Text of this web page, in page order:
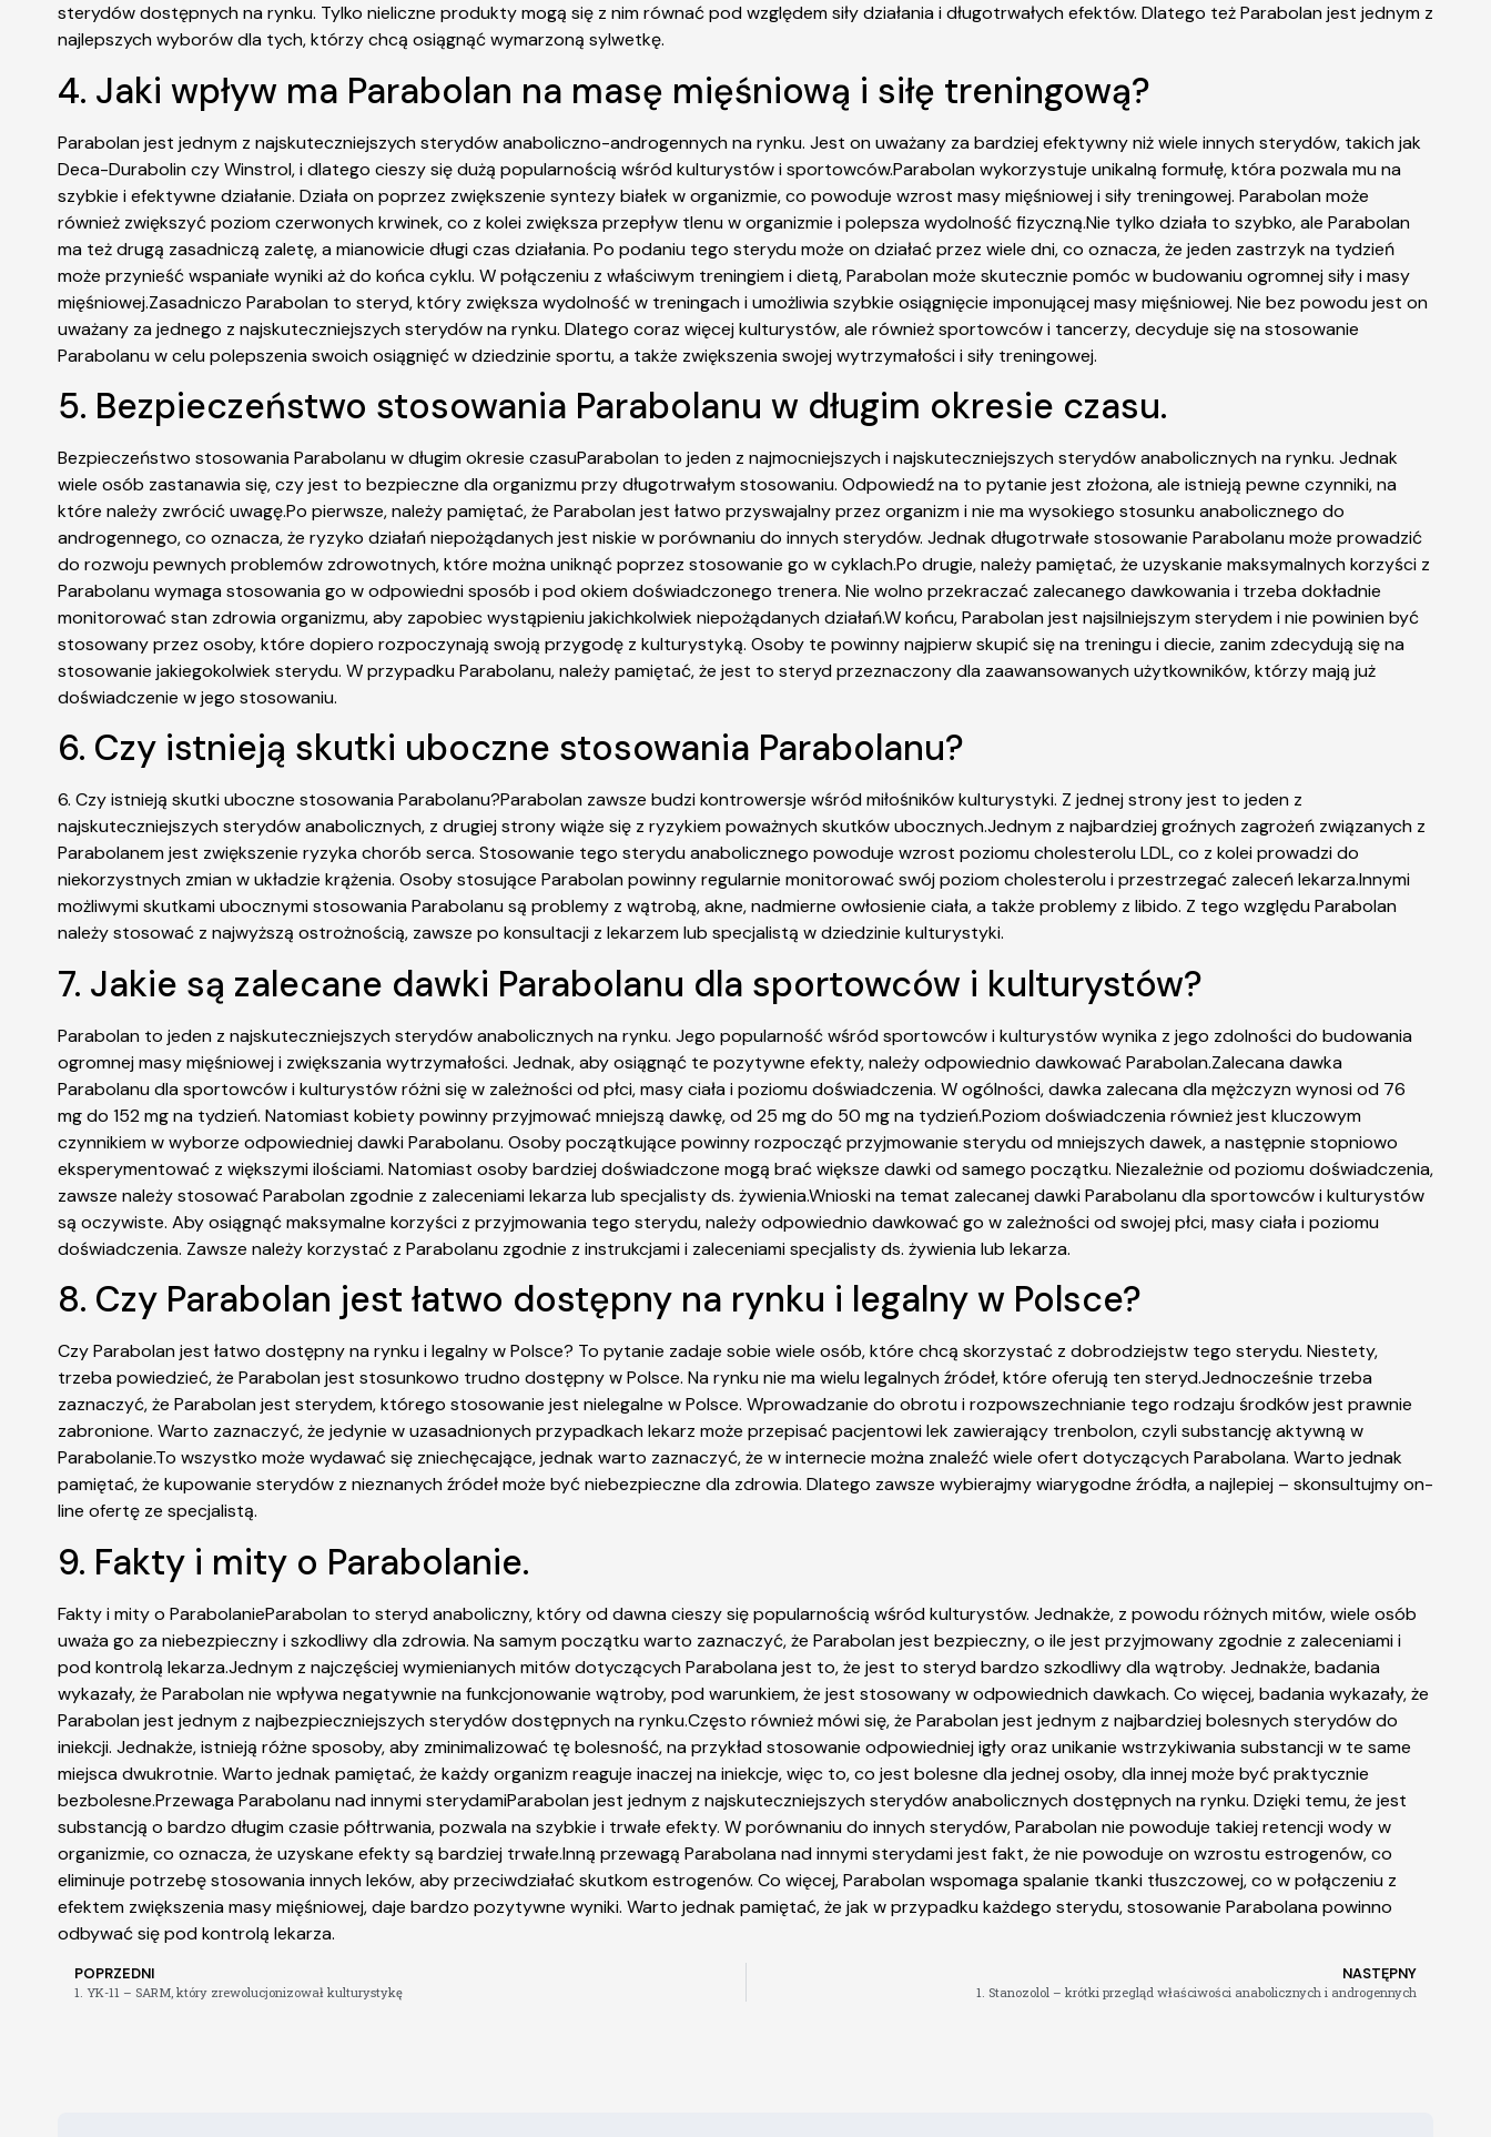
sterydów dostępnych na rynku. Tylko nieliczne produkty mogą się z nim równać pod względem siły działania i długotrwałych efektów. Dlatego też Parabolan jest jednym z
najlepszych wyborów dla tych, którzy chcą osiągnąć wymarzoną sylwetkę.
4. Jaki wpływ ma Parabolan na masę mięśniową i siłę treningową?
Parabolan jest jednym z najskuteczniejszych sterydów anaboliczno-androgennych na rynku. Jest on uważany za bardziej efektywny niż wiele innych sterydów, takich jak
Deca-Durabolin czy Winstrol, i dlatego cieszy się dużą popularnością wśród kulturystów i sportowców.Parabolan wykorzystuje unikalną formułę, która pozwala mu na
szybkie i efektywne działanie. Działa on poprzez zwiększenie syntezy białek w organizmie, co powoduje wzrost masy mięśniowej i siły treningowej. Parabolan może
również zwiększyć poziom czerwonych krwinek, co z kolei zwiększa przepływ tlenu w organizmie i polepsza wydolność fizyczną.Nie tylko działa to szybko, ale Parabolan
ma też drugą zasadniczą zaletę, a mianowicie długi czas działania. Po podaniu tego sterydu może on działać przez wiele dni, co oznacza, że ​​jeden zastrzyk na tydzień
może przynieść wspaniałe wyniki aż do końca cyklu. W połączeniu z właściwym treningiem i dietą, Parabolan może skutecznie pomóc w budowaniu ogromnej siły i masy
mięśniowej.Zasadniczo Parabolan to steryd, który zwiększa wydolność w treningach i umożliwia szybkie osiągnięcie imponującej masy mięśniowej. Nie bez powodu jest on
uważany za jednego z najskuteczniejszych sterydów na rynku. Dlatego coraz więcej kulturystów, ale również sportowców i tancerzy, decyduje się na stosowanie
Parabolanu w celu polepszenia swoich osiągnięć w dziedzinie sportu, a także zwiększenia swojej wytrzymałości i siły treningowej.
5. Bezpieczeństwo stosowania Parabolanu w długim okresie czasu.
Bezpieczeństwo stosowania Parabolanu w długim okresie czasuParabolan to jeden z najmocniejszych i najskuteczniejszych sterydów anabolicznych na rynku. Jednak
wiele osób zastanawia się, czy jest to bezpieczne dla organizmu przy długotrwałym stosowaniu. Odpowiedź na to pytanie jest złożona, ale istnieją pewne czynniki, na
które należy zwrócić uwagę.Po pierwsze, należy pamiętać, że Parabolan jest łatwo przyswajalny przez organizm i nie ma wysokiego stosunku anabolicznego do
androgennego, co oznacza, że ryzyko działań niepożądanych jest niskie w porównaniu do innych sterydów. Jednak długotrwałe stosowanie Parabolanu może prowadzić
do rozwoju pewnych problemów zdrowotnych, które można uniknąć poprzez stosowanie go w cyklach.Po drugie, należy pamiętać, że uzyskanie maksymalnych korzyści z
Parabolanu wymaga stosowania go w odpowiedni sposób i pod okiem doświadczonego trenera. Nie wolno przekraczać zalecanego dawkowania i trzeba dokładnie
monitorować stan zdrowia organizmu, aby zapobiec wystąpieniu jakichkolwiek niepożądanych działań.W końcu, Parabolan jest najsilniejszym sterydem i nie powinien być
stosowany przez osoby, które dopiero rozpoczynają swoją przygodę z kulturystyką. Osoby te powinny najpierw skupić się na treningu i diecie, zanim zdecydują się na
stosowanie jakiegokolwiek sterydu. W przypadku Parabolanu, należy pamiętać, że jest to steryd przeznaczony dla zaawansowanych użytkowników, którzy mają już
doświadczenie w jego stosowaniu.
6. Czy istnieją skutki uboczne stosowania Parabolanu?
6. Czy istnieją skutki uboczne stosowania Parabolanu?Parabolan zawsze budzi kontrowersje wśród miłośników kulturystyki. Z jednej strony jest to jeden z
najskuteczniejszych sterydów anabolicznych, z drugiej strony wiąże się z ryzykiem poważnych skutków ubocznych.Jednym z najbardziej groźnych zagrożeń związanych z
Parabolanem jest zwiększenie ryzyka chorób serca. Stosowanie tego sterydu anabolicznego powoduje wzrost poziomu cholesterolu LDL, co z kolei prowadzi do
niekorzystnych zmian w układzie krążenia. Osoby stosujące Parabolan powinny regularnie monitorować swój poziom cholesterolu i przestrzegać zaleceń lekarza.Innymi
możliwymi skutkami ubocznymi stosowania Parabolanu są problemy z wątrobą, akne, nadmierne owłosienie ciała, a także problemy z libido. Z tego względu Parabolan
należy stosować z najwyższą ostrożnością, zawsze po konsultacji z lekarzem lub specjalistą w dziedzinie kulturystyki.
7. Jakie są zalecane dawki Parabolanu dla sportowców i kulturystów?
Parabolan to jeden z najskuteczniejszych sterydów anabolicznych na rynku. Jego popularność wśród sportowców i kulturystów wynika z jego zdolności do budowania
ogromnej masy mięśniowej i zwiększania wytrzymałości. Jednak, aby osiągnąć te pozytywne efekty, należy odpowiednio dawkować Parabolan.Zalecana dawka
Parabolanu dla sportowców i kulturystów różni się w zależności od płci, masy ciała i poziomu doświadczenia. W ogólności, dawka zalecana dla mężczyzn wynosi od 76
mg do 152 mg na tydzień. Natomiast kobiety powinny przyjmować mniejszą dawkę, od 25 mg do 50 mg na tydzień.Poziom doświadczenia również jest kluczowym
czynnikiem w wyborze odpowiedniej dawki Parabolanu. Osoby początkujące powinny rozpocząć przyjmowanie sterydu od mniejszych dawek, a następnie stopniowo
eksperymentować z większymi ilościami. Natomiast osoby bardziej doświadczone mogą brać większe dawki od samego początku. Niezależnie od poziomu doświadczenia,
zawsze należy stosować Parabolan zgodnie z zaleceniami lekarza lub specjalisty ds. żywienia.Wnioski na temat zalecanej dawki Parabolanu dla sportowców i kulturystów
są oczywiste. Aby osiągnąć maksymalne korzyści z przyjmowania tego sterydu, należy odpowiednio dawkować go w zależności od swojej płci, masy ciała i poziomu
doświadczenia. Zawsze należy korzystać z Parabolanu zgodnie z instrukcjami i zaleceniami specjalisty ds. żywienia lub lekarza.
8. Czy Parabolan jest łatwo dostępny na rynku i legalny w Polsce?
Czy Parabolan jest łatwo dostępny na rynku i legalny w Polsce? To pytanie zadaje sobie wiele osób, które chcą skorzystać z dobrodziejstw tego sterydu. Niestety,
trzeba powiedzieć, że Parabolan jest stosunkowo trudno dostępny w Polsce. Na rynku nie ma wielu legalnych źródeł, które oferują ten steryd.Jednocześnie trzeba
zaznaczyć, że Parabolan jest sterydem, którego stosowanie jest nielegalne w Polsce. Wprowadzanie do obrotu i rozpowszechnianie tego rodzaju środków jest prawnie
zabronione. Warto zaznaczyć, że jedynie w uzasadnionych przypadkach lekarz może przepisać pacjentowi lek zawierający trenbolon, czyli substancję aktywną w
Parabolanie.To wszystko może wydawać się zniechęcające, jednak warto zaznaczyć, że w internecie można znaleźć wiele ofert dotyczących Parabolana. Warto jednak
pamiętać, że kupowanie sterydów z nieznanych źródeł może być niebezpieczne dla zdrowia. Dlatego zawsze wybierajmy wiarygodne źródła, a najlepiej – skonsultujmy on-
line ofertę ze specjalistą.
9. Fakty i mity o Parabolanie.
Fakty i mity o ParabolanieParabolan to steryd anaboliczny, który od dawna cieszy się popularnością wśród kulturystów. Jednakże, z powodu różnych mitów, wiele osób
uważa go za niebezpieczny i szkodliwy dla zdrowia. Na samym początku warto zaznaczyć, że Parabolan jest bezpieczny, o ile jest przyjmowany zgodnie z zaleceniami i
pod kontrolą lekarza.Jednym z najczęściej wymienianych mitów dotyczących Parabolana jest to, że jest to steryd bardzo szkodliwy dla wątroby. Jednakże, badania
wykazały, że Parabolan nie wpływa negatywnie na funkcjonowanie wątroby, pod warunkiem, że jest stosowany w odpowiednich dawkach. Co więcej, badania wykazały, że
Parabolan jest jednym z najbezpieczniejszych sterydów dostępnych na rynku.Często również mówi się, że Parabolan jest jednym z najbardziej bolesnych sterydów do
iniekcji. Jednakże, istnieją różne sposoby, aby zminimalizować tę bolesność, na przykład stosowanie odpowiedniej igły oraz unikanie wstrzykiwania substancji w te same
miejsca dwukrotnie. Warto jednak pamiętać, że każdy organizm reaguje inaczej na iniekcje, więc to, co jest bolesne dla jednej osoby, dla innej może być praktycznie
bezbolesne.Przewaga Parabolanu nad innymi sterydamiParabolan jest jednym z najskuteczniejszych sterydów anabolicznych dostępnych na rynku. Dzięki temu, że jest
substancją o bardzo długim czasie półtrwania, pozwala na szybkie i trwałe efekty. W porównaniu do innych sterydów, Parabolan nie powoduje takiej retencji wody w
organizmie, co oznacza, że uzyskane efekty są bardziej trwałe.Inną przewagą Parabolana nad innymi sterydami jest fakt, że nie powoduje on wzrostu estrogenów, co
eliminuje potrzebę stosowania innych leków, aby przeciwdziałać skutkom estrogenów. Co więcej, Parabolan wspomaga spalanie tkanki tłuszczowej, co w połączeniu z
efektem zwiększenia masy mięśniowej, daje bardzo pozytywne wyniki. Warto jednak pamiętać, że jak w przypadku każdego sterydu, stosowanie Parabolana powinno
odbywać się pod kontrolą lekarza.
POPRZEDNI
1. YK-11 – SARM, który zrewolucjonizował kulturystykę
NASTĘPNY
1. Stanozolol – krótki przegląd właściwości anabolicznych i androgennych